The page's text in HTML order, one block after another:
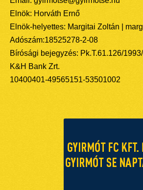
Elnök: Horváth Ernő
Elnök-helyettes: Margitai Zoltán |
Adószám:18525278-2-08
Bírósági bejegyzés: Pk.T.61.126/
K&H Bank Zrt.
10400401-49565151-53501002